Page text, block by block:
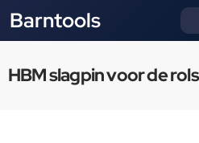
Barntools
HBM slagpin voor de